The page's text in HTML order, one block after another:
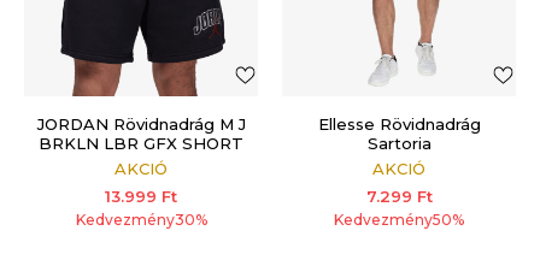
JORDAN Rövidnadrág M J
BRKLN LBR GFX SHORT
AKCIÓ
13.999 Ft
Kedvezmény30%
Ellesse Rövidnadrág
Sartoria
AKCIÓ
7.299 Ft
Kedvezmény50%